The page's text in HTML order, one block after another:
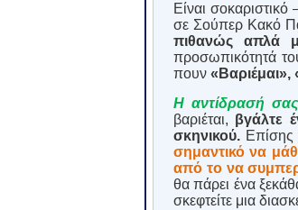
Είναι
σε Σούπερ Κακό
πιθανώς απλά
προσωπικότητά
πουν
Η αντίδρασή
βαριέται, βγάλτε
σκηνικού.Επίσης
σημαντικό να
από το να
θα πάρει ένα
σκεφτείτε μια